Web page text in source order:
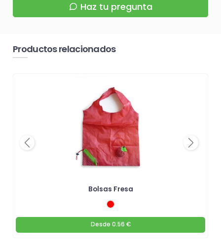
Haz tu pregunta
Productos relacionados
Bolsas Fresa
Desde 0.56 €
Previous Next